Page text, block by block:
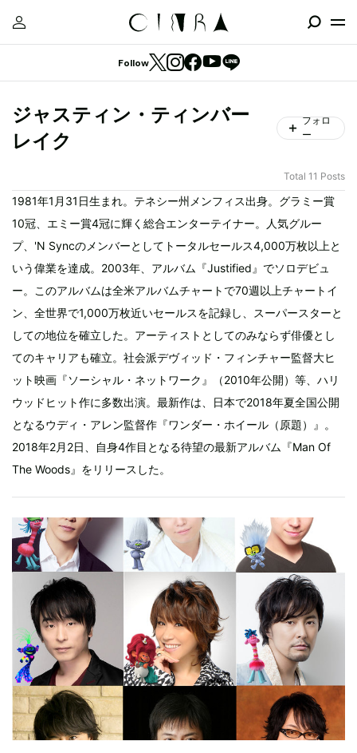
Follow
ジャスティン・ティンバー
レイク
フォロ
ー
Total 11 Posts
1981年1月31日生まれ。テネシー州メンフィス出身。グラミー賞
10冠、エミー賞4冠に輝く総合エンターテイナー。人気グルー
プ、'N Syncのメンバーとしてトータルセールス4,000万枚以上と
いう偉業を達成。2003年、アルバム『Justified』でソロデビュ
ー。このアルバムは全米アルバムチャートで70週以上チャートイ
ン、全世界で1,000万枚近いセールスを記録し、スーパースターと
しての地位を確立した。アーティストとしてのみならず俳優とし
てのキャリアも確立。社会派デヴィッド・フィンチャー監督大ヒ
ット映画『ソーシャル・ネットワーク』（2010年公開）等、ハリ
ウッドヒット作に多数出演。最新作は、日本で2018年夏全国公開
となるウディ・アレン監督作『ワンダー・ホイール（原題）』。
2018年2月2日、自身4作目となる待望の最新アルバム『Man Of
The Woods』をリリースした。